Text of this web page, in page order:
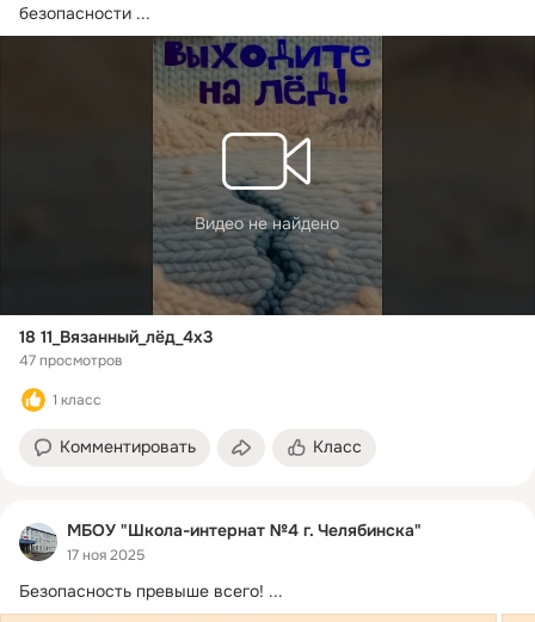
безопасности ...
Видео не найдено
18 11_Вязанный_лёд_4х3
47 просмотров
1 класс
Комментировать Класс
МБОУ "Школа-интернат №4 г. Челябинска"
17 ноя 2025
Безопасность превыше всего! ...